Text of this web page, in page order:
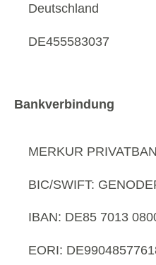
Deutschland
DE455583037
Bankverbindung
MERKUR
BIC/SWIFT:
IBAN: DE85 7013
EORI: